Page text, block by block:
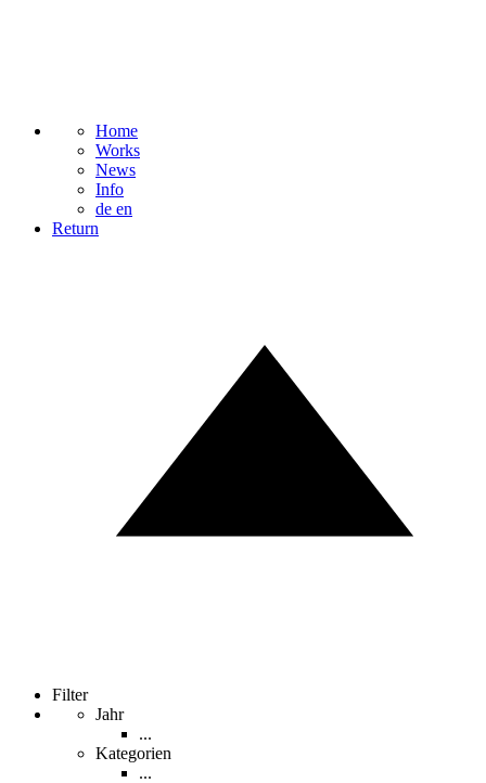
Home
Works
News
Info
de en
Return
Filter
Jahr
...
Kategorien
...